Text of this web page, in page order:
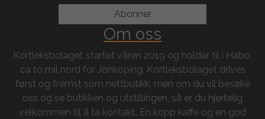
Om oss
Kortleksbolaget startet våren 2019 og holder til i Habo,
ca to mil nord for Jönköping. Kortleksbolaget drives
først og fremst som nettbutikk, men om du vil besøke
oss og se butikken og utstillingen, så er du hjertelig
velkommen til å ta kontakt. En kopp kaffe og en god